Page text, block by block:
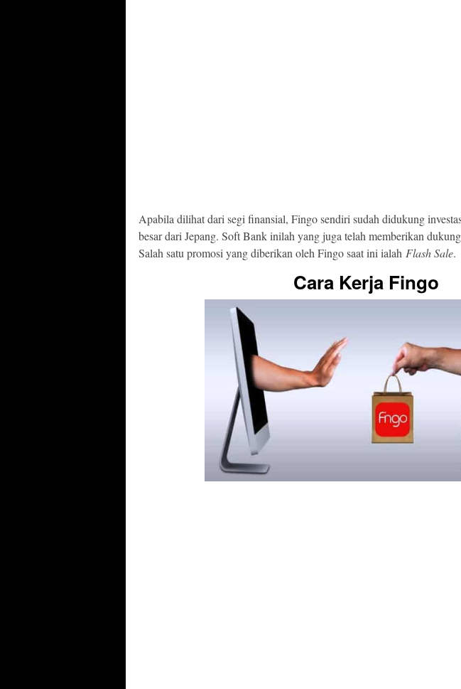
Apabila dilihat dari segi finansial, Fingo sendiri sudah didukung
besar dari Jepang. Soft Bank inilah yang juga telah memberikan
Salah satu promosi yang diberikan oleh Fingo saat ini ialah Flash Sale.
Cara Kerja Fingo